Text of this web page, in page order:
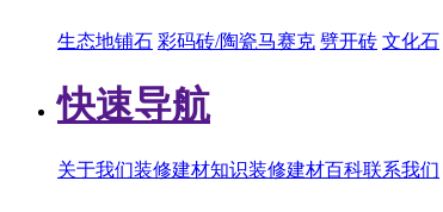
生态地铺石 彩码砖/陶瓷马赛克 劈开砖 文化石
快速导航
关于我们装修建材知识装修建材百科联系我们